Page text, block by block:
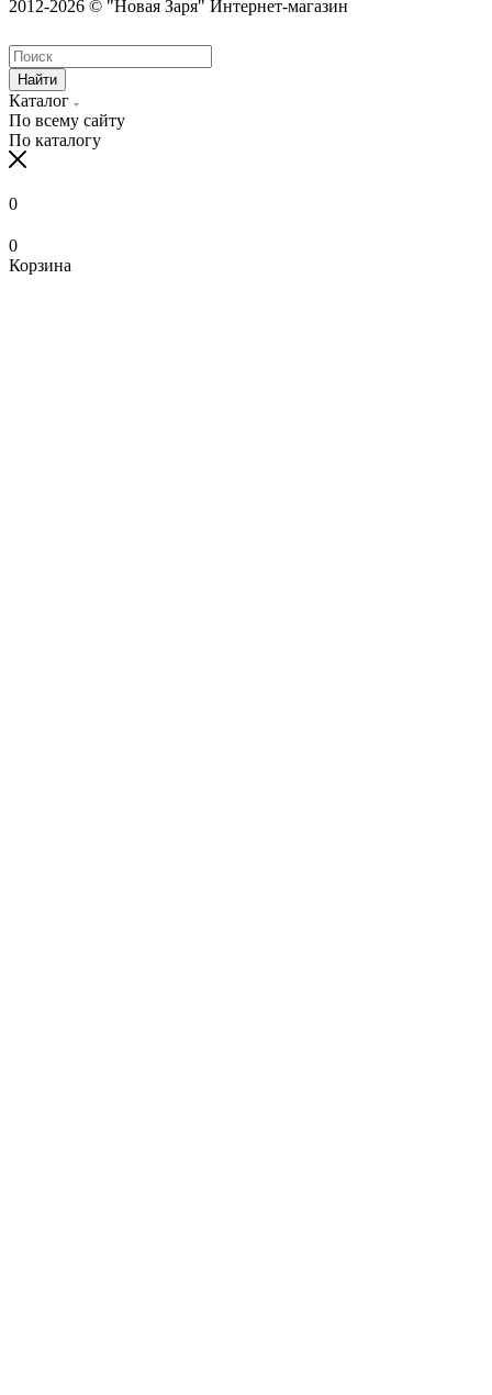
2012-2026 © "Новая Заря" Интернет-магазин
Найти
Каталог
По всему сайту
По каталогу
0
0
Корзина